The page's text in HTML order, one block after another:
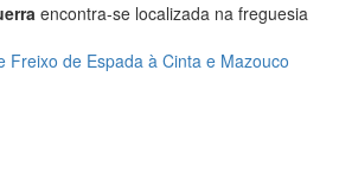
encontra-se localizada na freguesia
Freixo de Espada à Cinta e Mazouco